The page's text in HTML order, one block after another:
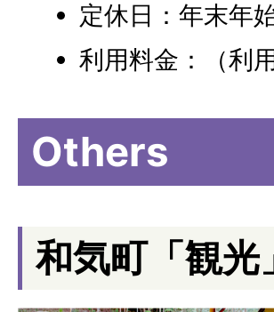
定休日：年末年
利用料金：（利
Others
和気町「観